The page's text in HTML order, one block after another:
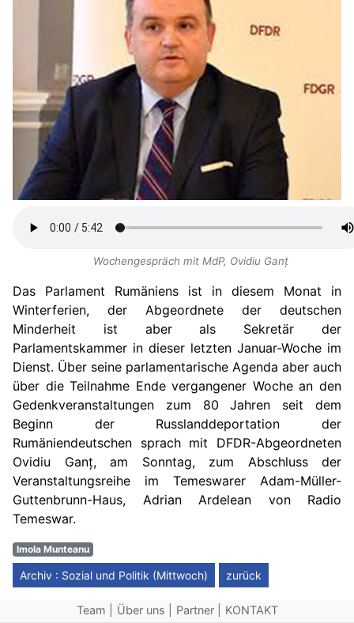
Wochengespräch mit MdP, Ovidiu Ganț
Das Parlament Rumäniens ist in diesem Monat in
Winterferien, der Abgeordnete der deutschen
Minderheit ist aber als Sekretär der
Parlamentskammer in dieser letzten Januar-Woche im
Dienst. Über seine parlamentarische Agenda aber auch
über die Teilnahme Ende vergangener Woche an den
Gedenkveranstaltungen zum 80 Jahren seit dem
Beginn der Russlanddeportation der
Rumäniendeutschen sprach mit
DFDR-Abgeordneten
Ovidiu Ganț,am Sonntag, zum Abschluss der
Veranstaltungsreihe im Temeswarer Adam-Müller-
Guttenbrunn-Haus, Adrian Ardelean von Radio
Temeswar.
Imola Munteanu
Archiv : Sozial und Politik (Mittwoch) zurück
Team Über uns Partner KONTAKT